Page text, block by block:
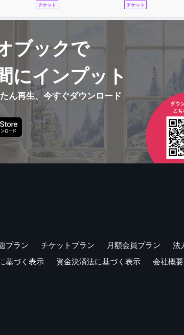
チケット チケット
ブックで
にインプット
ん再生、今すぐダウンロード
プラン チケットプラン 月額会員プラン
法
基づく表示
資金決済法に基づく表示 会社概要